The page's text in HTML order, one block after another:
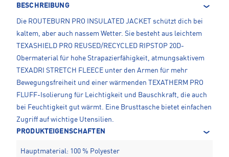
BESCHREIBUNG
Die ROUTEBURN PRO INSULATED JACKET schützt dich bei
kaltem, aber auch nassem Wetter. Sie besteht aus leichtem
TEXASHIELD PRO REUSED/RECYCLED RIPSTOP 20D-
Obermaterial für hohe Strapazierfähigkeit, atmungsaktivem
TEXADRI STRETCH FLEECE unter den Armen für mehr
Bewegungsfreiheit und einer wärmenden TEXATHERM PRO
FLUFF-Isolierung für Leichtigkeit und Bauschkraft, die auch
bei Feuchtigkeit gut wärmt. Eine Brusttasche bietet einfachen
Zugriff auf wichtige Utensilien.
PRODUKTEIGENSCHAFTEN
Hauptmaterial: 100 % Polyester